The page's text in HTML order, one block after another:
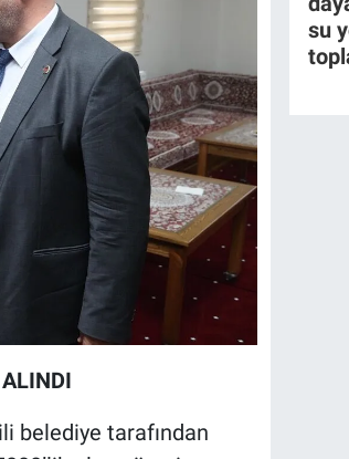
belediye tarafından
su